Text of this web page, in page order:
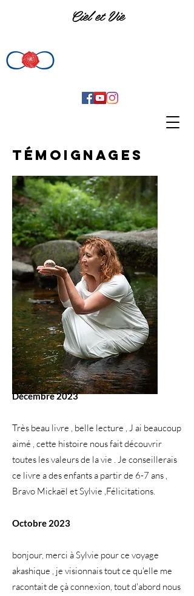
Ciel et Vie
Témoignages
Décembre 2023
Très beau livre , belle lecture , J ai beaucoup
aimé , cette histoire nous fait découvrir
toutes les valeurs de la vie . Je conseillerais
ce livre a des enfants a partir de 6-7 ans ,
Bravo Mickaël et Sylvie ,Félicitations.
Octobre 2023
bonjour, merci à Sylvie pour ce voyage
akashique , je visionnais tout ce qu'elle me
racontait de çà connexion, tout d'abord nous